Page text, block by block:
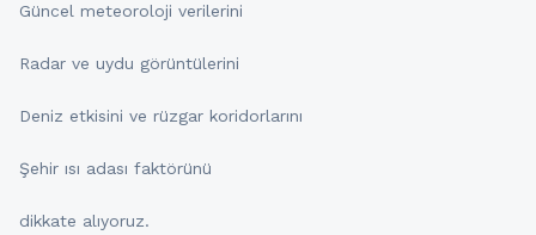
Güncel meteoroloji verilerini
Radar ve uydu görüntülerini
Deniz etkisini ve rüzgar koridorlarını
Şehir ısı adası faktörünü
dikkate alıyoruz.